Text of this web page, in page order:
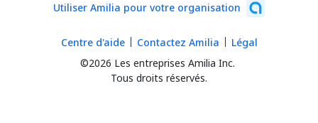
Utiliser Amilia pour votre organisation
©2026 Les entreprises Amilia Inc.
Tous droits réservés.
Centre d'aide Contactez Amilia Légal